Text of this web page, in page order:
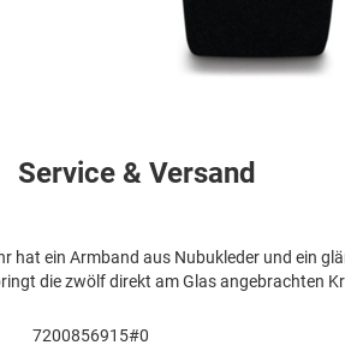
hat ein Armband aus Nubukleder und ein
die zwölf direkt am Glas angebrachten
7200856915#0
Service & Versand